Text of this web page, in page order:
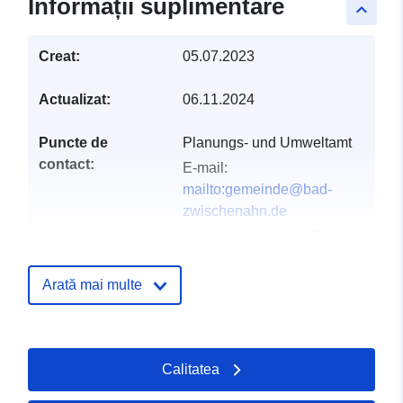
keyboard_arrow_up
Informații suplimentare
Creat: 05.07.2023
Actualizat: 06.11.2024
Puncte de
contact:
Planungs- und Umweltamt
E-mail:
mailto:gemeinde@bad-
zwischenahn.de
zwischenahn.de
Registru catalog: Adăugat la data.europa.eu: 21
Arată mai multe
Calitatea